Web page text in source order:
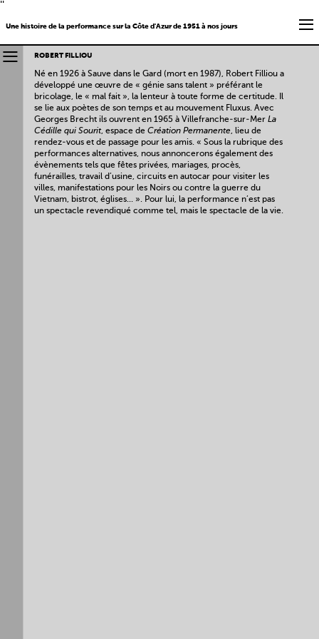
''
Une histoire de la performance sur la Côte d'Azur de 1951 à nos jours
ROBERT FILLIOU
Né en 1926 à Sauve dans le Gard (mort en 1987), Robert Filliou a
développé une œuvre de « génie sans talent » préférant le
bricolage, le « mal fait », la lenteur à toute forme de certitude. Il
se lie aux poètes de son temps et au mouvement Fluxus. Avec
Georges Brecht ils ouvrent en 1965 à Villefranche-sur-Mer La
Cédille qui Sourit, espace de Création Permanente, lieu de
rendez-vous et de passage pour les amis. « Sous la rubrique des
performances alternatives, nous annoncerons également des
évènements tels que fêtes privées, mariages, procès,
funérailles, travail d’usine, circuits en autocar pour visiter les
villes, manifestations pour les Noirs ou contre la guerre du
Vietnam, bistrot, églises... ». Pour lui, la performance n’est pas
un spectacle revendiqué comme tel, mais le spectacle de la vie.